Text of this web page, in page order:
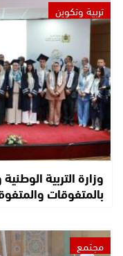
تربية وتكوين
وزارة التربية
بالمتفوقات
مجتمع